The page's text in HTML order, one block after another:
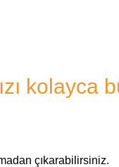
kolayca
çıkarabilirsiniz.